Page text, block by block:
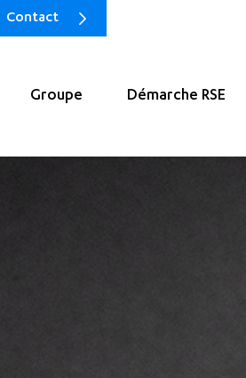
Groupe Démarche RSE
Contact